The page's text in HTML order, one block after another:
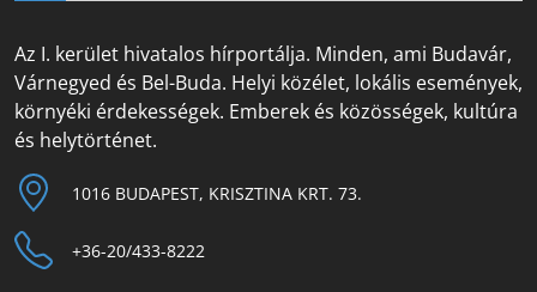
Az I. kerület hivatalos hírportálja. Minden, ami Budavár,
Várnegyed és Bel-Buda. Helyi közélet, lokális események,
környéki érdekességek. Emberek és közösségek, kultúra
és helytörténet.
1016 BUDAPEST, KRISZTINA KRT. 73.
+36-20/433-8222